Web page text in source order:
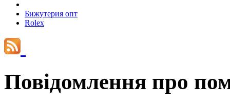
Бижутерия опт
Rolex
Повідомлення про